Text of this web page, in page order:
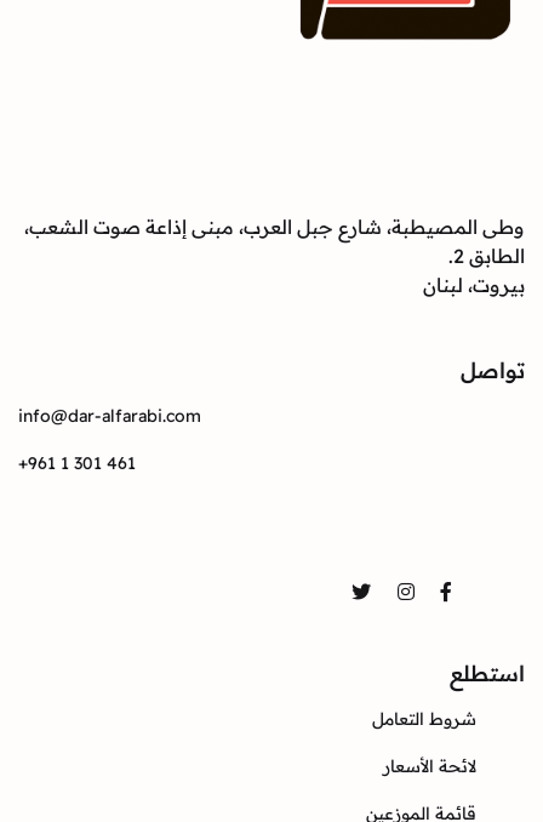
وطى المصيطبة، شارع جبل العرب، مبنى إذاعة صوت الشعب،
الطابق 2.
بيروت، لبنان
تواصل
info@dar-alfarabi.com
+961 1 301 461
Facebook
Instagram
Twitter
استطلع
شروط التعامل
لائحة الأسعار
قائمة الموزعين